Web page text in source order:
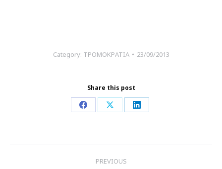
Category: ΤΡΟΜΟΚΡΑΤΙΑ 23/09/2013
Share this post
Share
Facebook
Share
X
Share
LinkedIn
PREVIOUS